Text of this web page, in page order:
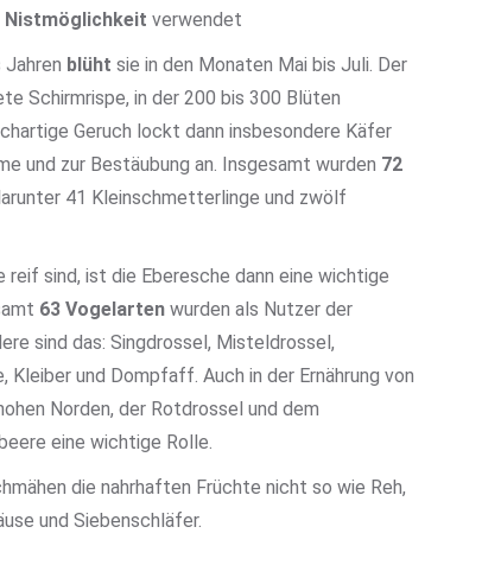
Nistmöglichkeit verwendet
blüht sie in den Monaten Mai bis Juli. Der
Schirmrispe, in der 200 bis 300 Blüten
Geruch lockt dann insbesondere Käfer
und zur Bestäubung an. Insgesamt wurden 72
41 Kleinschmetterlinge und zwölf
reif sind, ist die Eberesche dann eine wichtige
63 Vogelarten wurden als Nutzer der
sind das: Singdrossel, Misteldrossel,
Kleiber und Dompfaff. Auch in der Ernährung von
Norden, der Rotdrossel und dem
eine wichtige Rolle.
die nahrhaften Früchte nicht so wie Reh,
und Siebenschläfer.